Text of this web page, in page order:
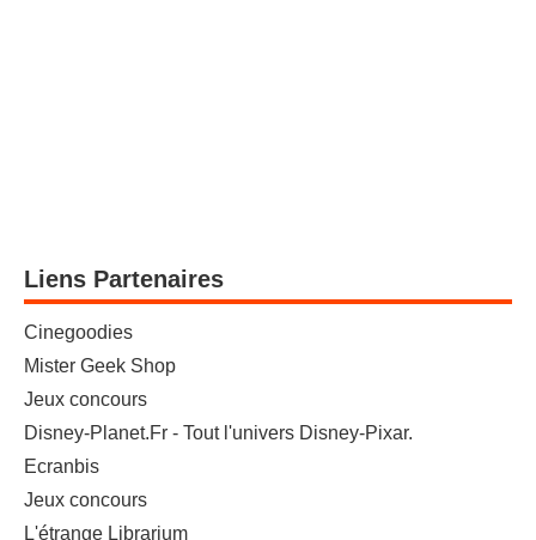
Liens Partenaires
Cinegoodies
Mister Geek Shop
Jeux concours
Disney-Planet.Fr - Tout l'univers Disney-Pixar.
Ecranbis
Jeux concours
L'étrange Librarium